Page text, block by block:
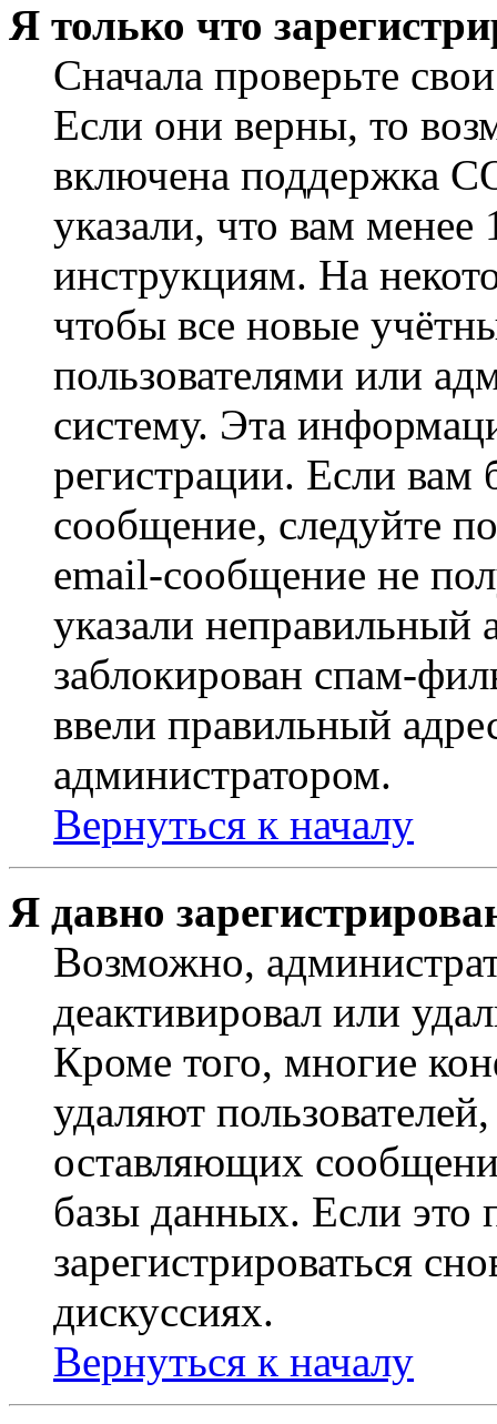
Я только что
Сначала проверьте
Если они верны, то
включена поддержка
указали, что вам
инструкциям. На
чтобы все новые
пользователями или
систему. Эта
регистрации. Если
сообщение, следуйте
email-сообщение не
указали неправильный
заблокирован спам-
ввели правильный
администратором.
Вернуться к началу
Я давно
Возможно,
деактивировал или
Кроме того, многие
удаляют
оставляющих
базы данных. Если это
зарегистрироваться
дискуссиях.
Вернуться к началу